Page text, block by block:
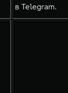
в Telegram.